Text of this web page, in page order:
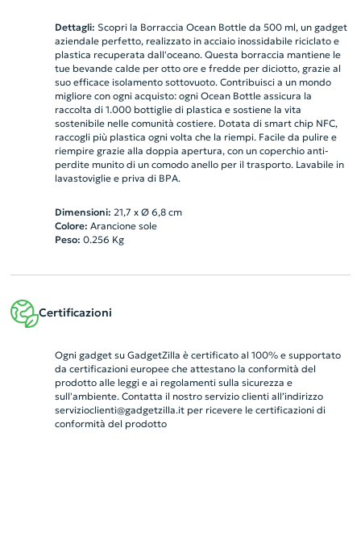
Dettagli: Scopri la Borraccia Ocean Bottle da 500 ml, un gadget
aziendale perfetto, realizzato in acciaio inossidabile riciclato e
plastica recuperata dall'oceano. Questa borraccia mantiene le
tue bevande calde per otto ore e fredde per diciotto, grazie al
suo efficace isolamento sottovuoto. Contribuisci a un mondo
migliore con ogni acquisto: ogni Ocean Bottle assicura la
raccolta di 1.000 bottiglie di plastica e sostiene la vita
sostenibile nelle comunità costiere. Dotata di smart chip NFC,
raccogli più plastica ogni volta che la riempi. Facile da pulire e
riempire grazie alla doppia apertura, con un coperchio anti-
perdite munito di un comodo anello per il trasporto. Lavabile in
lavastoviglie e priva di BPA.
Dimensioni: 21,7 x Ø 6,8 cm
Colore: Arancione sole
Peso: 0.256 Kg
Certificazioni
Ogni gadget su GadgetZilla è certificato al 100% e supportato
da certificazioni europee che attestano la conformità del
prodotto alle leggi e ai regolamenti sulla sicurezza e
sull'ambiente. Contatta il nostro servizio clienti all’indirizzo
servizioclienti@gadgetzilla.itper ricevere le certificazioni di
conformità del prodotto